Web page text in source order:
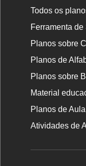
Todos os
Ferramenta
Planos sobre
Planos de
Planos sobre
Material
Planos de
Atividades de